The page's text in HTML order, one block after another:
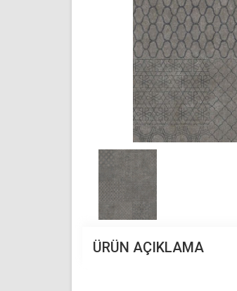
ÜRÜN AÇIKLAMA